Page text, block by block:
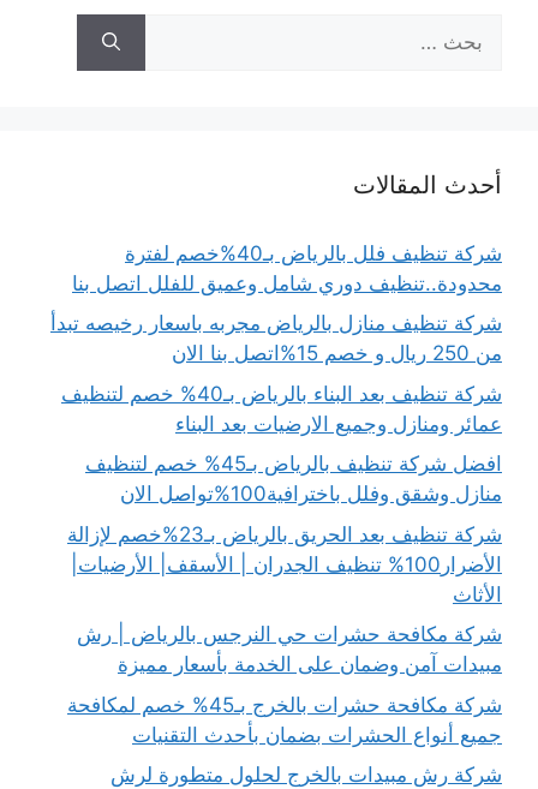
عن:
أحدث المقالات
شركة تنظيف فلل بالرياض بـ40%خصم لفترة
محدودة..تنظيف دوري شامل وعميق للفلل اتصل بنا
شركة تنظيف منازل بالرياض مجربه باسعار رخيصه تبدأ
من 250 ريال و خصم 15%اتصل بنا الان
شركة تنظيف بعد البناء بالرياض بـ40% خصم لتنظيف
عمائر ومنازل وجميع الارضيات بعد البناء
افضل شركة تنظيف بالرياض بـ45% خصم لتنظيف
منازل وشقق وفلل باخترافية100%تواصل الان
شركة تنظيف بعد الحريق بالرياض بـ23%خصم لإزالة
الأضرار100% تنظيف الجدران | الأسقف| الأرضيات|
الأثاث
شركة مكافحة حشرات حي النرجس بالرياض | رش
مبيدات آمن وضمان على الخدمة بأسعار مميزة
شركة مكافحة حشرات بالخرج بـ45% خصم لمكافحة
جميع أنواع الحشرات بضمان بأحدث التقنيات
شركة رش مبيدات بالخرج لحلول متطورة لرش